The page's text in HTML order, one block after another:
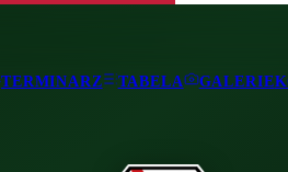
TERMINARZ TABELA GALERIE